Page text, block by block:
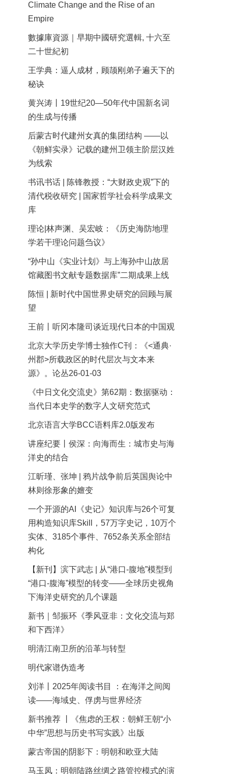
Climate Change and the Rise of an
Empire
數據庫資源｜早期中國研究選輯, 十六至
二十世紀初
王学典：逼人成材，顾颉刚弟子遍天下的
秘诀
黄兴涛丨19世纪20—50年代中国新名词
的生成与传播
后蒙古时代建州女真的集团结构 ——以
《朝鲜实录》记载的建州卫领主阶层汉姓
为线索
书讯书话 | 陈锋教授：“大财政史观”下的
清代税收研究 | 国家哲学社会科学成果文
库
理论|林声渊、吴宏岐：《历史海防地理
学若干理论问题刍议》
“孙中山《实业计划》与上海孙中山故居
馆藏图书文献专题数据库”二期成果上线
陈恒 | 新时代中国世界史研究的回顾与展
望
王前丨听冈本隆司谈近现代日本的中国观
北京大学历史学博士独作C刊：《<通典·
州郡>所载政区的时代层次与文本来
源》。论丛26-01-03
《中日文化交流史》第62期：数据驱动：
当代日本史学的数字人文研究范式
北京语言大学BCC语料库2.0版发布
讲座纪要丨侯深：向海而生：城市史与海
洋史的结合
江昕瑾、张坤 | 鸦片战争前后英国舆论中
林则徐形象的嬗变
一个开源的AI《史记》知识库与26个可复
用构造知识库Skill，57万字史记，10万个
实体、3185个事件、7652条关系全部结
构化
【新刊】滨下武志 | 从“港口-腹地”模型到
“港口-腹海”模型的转变——全球历史视角
下海洋史研究的几个课题
新书｜邹振环《季风亚非：文化交流与郑
和下西洋》
明清江南卫所的沿革与转型
明代家谱伪造考
刘洋丨2025年阅读书目 ：在海洋之间阅
读——海域史、俘虏与世界经济
新书推荐 丨《焦虑的王权：朝鲜王朝“小
中华”思想与历史书写实践》出版
蒙古帝国的阴影下：明朝和欧亚大陆
马玉凤：明朝陆路丝绸之路管控模式的演